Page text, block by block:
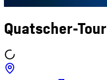
Quatscher-Tour